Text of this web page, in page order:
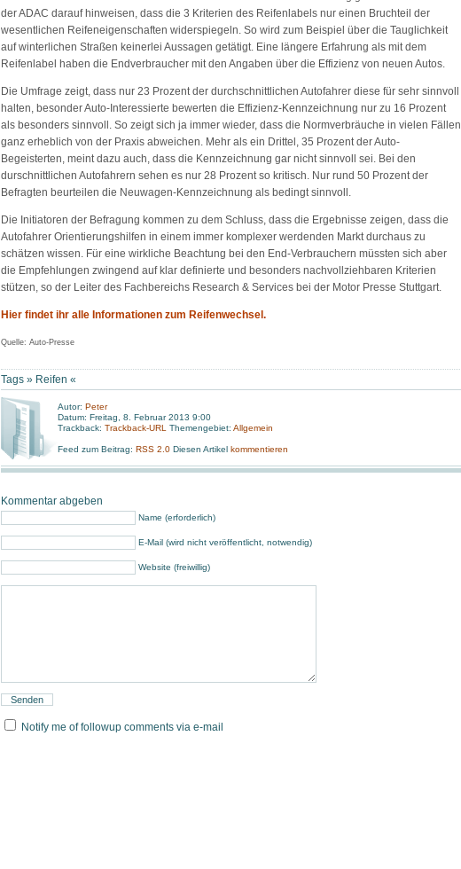
der ADAC darauf hinweisen, dass die 3 Kriterien des Reifenlabels nur einen Bruchteil der
wesentlichen Reifeneigenschaften widerspiegeln. So wird zum Beispiel über die Tauglichkeit
auf winterlichen Straßen keinerlei Aussagen getätigt. Eine längere Erfahrung als mit dem
Reifenlabel haben die Endverbraucher mit den Angaben über die Effizienz von neuen Autos.
Die Umfrage zeigt, dass nur 23 Prozent der durchschnittlichen Autofahrer diese für sehr sinnvoll
halten, besonder Auto-Interessierte bewerten die Effizienz-Kennzeichnung nur zu 16 Prozent
als besonders sinnvoll. So zeigt sich ja immer wieder, dass die Normverbräuche in vielen Fällen
ganz erheblich von der Praxis abweichen. Mehr als ein Drittel, 35 Prozent der Auto-
Begeisterten, meint dazu auch, dass die Kennzeichnung gar nicht sinnvoll sei. Bei den
durschnittlichen Autofahrern sehen es nur 28 Prozent so kritisch. Nur rund 50 Prozent der
Befragten beurteilen die Neuwagen-Kennzeichnung als bedingt sinnvoll.
Die Initiatoren der Befragung kommen zu dem Schluss, dass die Ergebnisse zeigen, dass die
Autofahrer Orientierungshilfen in einem immer komplexer werdenden Markt durchaus zu
schätzen wissen. Für eine wirkliche Beachtung bei den End-Verbrauchern müssten sich aber
die Empfehlungen zwingend auf klar definierte und besonders nachvollziehbaren Kriterien
stützen, so der Leiter des Fachbereichs Research & Services bei der Motor Presse Stuttgart.
Hier findet ihr alle Informationen zum Reifenwechsel.
Quelle: Auto-Presse
Tags » Reifen «
Autor: Peter
Datum: Freitag, 8. Februar 2013 9:00
Trackback: Trackback-URL Themengebiet: Allgemein
Feed zum Beitrag: RSS 2.0 Diesen Artikel kommentieren
Kommentar abgeben
Name (erforderlich)
E-Mail (wird nicht veröffentlicht, notwendig)
Website (freiwillig)
Notify me of followup comments via e-mail